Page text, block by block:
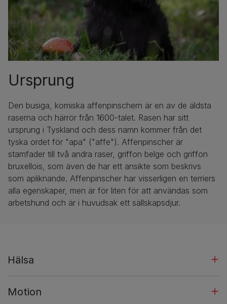
Ursprung
Den busiga, komiska affenpinschern är en av de äldsta
raserna och härrör från 1600-talet. Rasen har sitt
ursprung i Tyskland och dess namn kommer från det
tyska ordet för "apa" ("affe"). Affenpinscher är
stamfader till två andra raser, griffon belge och griffon
bruxellois, som även de har ett ansikte som beskrivs
som apliknande. Affenpinscher har visserligen en terriers
alla egenskaper, men är för liten för att användas som
arbetshund och är i huvudsak ett sällskapsdjur.
Hälsa
Motion